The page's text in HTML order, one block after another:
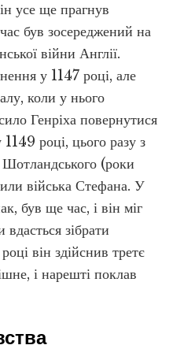
усе ще прагнув
був зосереджений на
війни Англії.
у 1147 році, але
коли у нього
Генріха повернутися
році, цього разу з
Шотландського (роки
війська Стефана. У
був ще час, і він міг
зібрати
він здійснив третє
і нарешті поклав